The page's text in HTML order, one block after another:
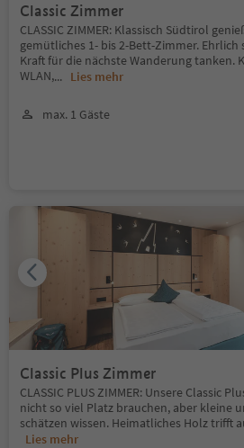
Classic Zimmer
CLASSIC ZIMMER: Klassisch Südtirol
gemütliches 1- bis 2-Bett-Zimmer.
Kraft für die nächste Wanderung tanken.
WLAN,... Lies mehr
max. 1 Gäste
Classic Plus Zimmer
CLASSIC PLUS ZIMMER: Unsere Classic
nicht so viel Platz brauchen, aber kleine
schätzen wissen. Heimatliches Holz trifft
Lies mehr